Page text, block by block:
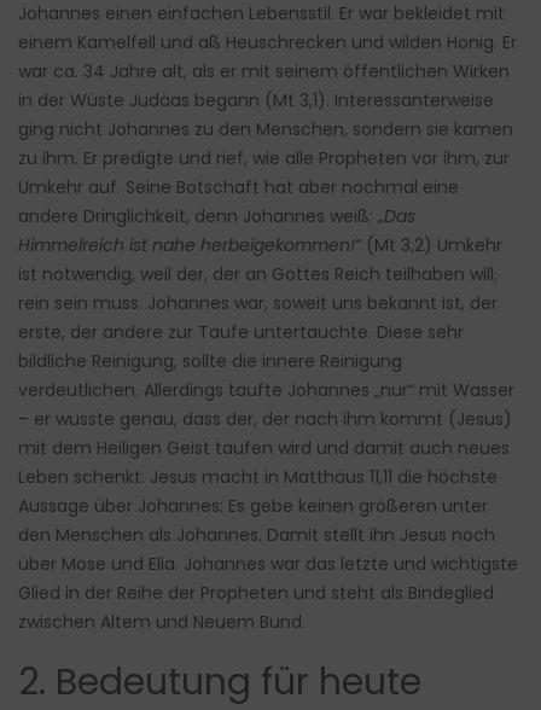
Johannes einen einfachen Lebensstil. Er war bekleidet mit
einem Kamelfell und aß Heuschrecken und wilden Honig. Er
war ca. 34 Jahre alt, als er mit seinem öffentlichen Wirken
in der Wüste Judäas begann (Mt 3,1). Interessanterweise
ging nicht Johannes zu den Menschen, sondern sie kamen
zu ihm. Er predigte und rief, wie alle Propheten vor ihm, zur
Umkehr auf. Seine Botschaft hat aber nochmal eine
andere Dringlichkeit, denn Johannes weiß:„Das
Himmelreich ist nahe herbeigekommen!“ (Mt 3,2) Umkehr
ist notwendig, weil der, der an Gottes Reich teilhaben will,
rein sein muss. Johannes war, soweit uns bekannt ist, der
erste, der andere zur Taufe untertauchte. Diese sehr
bildliche Reinigung, sollte die innere Reinigung
verdeutlichen. Allerdings taufte Johannes „nur“ mit Wasser
– er wusste genau, dass der, der nach ihm kommt (Jesus)
mit dem Heiligen Geist taufen wird und damit auch neues
Leben schenkt. Jesus macht in Matthäus 11,11 die höchste
Aussage über Johannes: Es gebe keinen größeren unter
den Menschen als Johannes. Damit stellt ihn Jesus noch
über Mose und Elia. Johannes war das letzte und wichtigste
Glied in der Reihe der Propheten und steht als Bindeglied
zwischen Altem und Neuem Bund.
2. Bedeutung für heute